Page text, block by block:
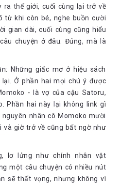
ra thế giới, cuối cùng lại trở về
từ khi còn bé, nghe buồn cười
gian dài, cuối cùng cũng hiểu
chuyện ở đâu. Đúng, mà là
Những giấc mơ ở hiệu sách
Ở phần hai mọi chú ý được
- là vợ của cậu Satoru,
Phần hai này lại không link gì
nhân cô Momoko mười
giờ trở về cũng bất ngờ như
lơ lửng như chính nhân vật
một câu chuyện có nhiều nút
sẽ thất vọng, nhưng không vì